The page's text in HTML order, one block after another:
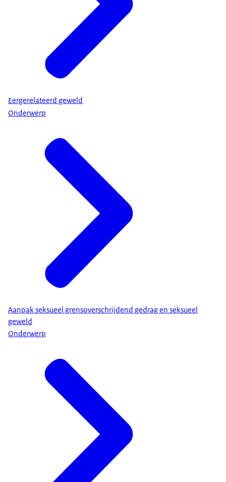
Eergerelateerd geweld
Onderwerp
Aanpak seksueel grensoverschrijdend gedrag en seksueel
geweld
Onderwerp